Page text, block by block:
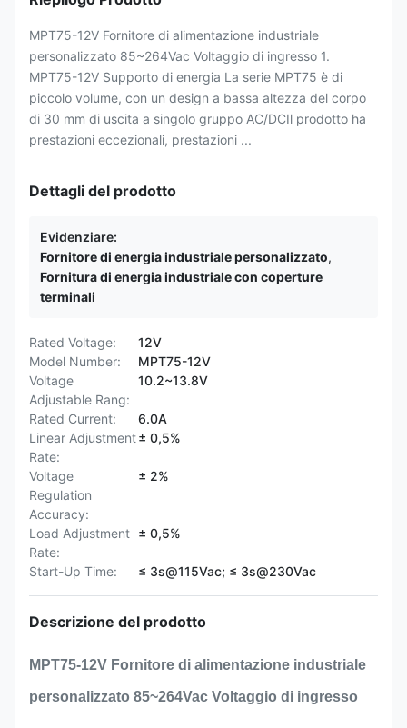
MPT75-12V Fornitore di alimentazione industriale
personalizzato 85~264Vac Voltaggio di ingresso 1.
MPT75-12V Supporto di energia La serie MPT75 è di
piccolo volume, con un design a bassa altezza del corpo
di 30 mm di uscita a singolo gruppo AC/DCIl prodotto ha
prestazioni eccezionali, prestazioni ...
Dettagli del prodotto
Evidenziare:
Fornitore di energia industriale personalizzato,
Fornitura di energia industriale con coperture
terminali
Rated Voltage:
12V
Model Number:
MPT75-12V
Voltage
Adjustable Rang:
10.2~13.8V
Rated Current:
6.0A
Linear Adjustment
Rate:
± 0,5%
Voltage
Regulation
Accuracy:
± 2%
Load Adjustment
Rate:
± 0,5%
Start-Up Time: ≤ 3s@115Vac; ≤ 3s@230Vac
Descrizione del prodotto
MPT75-12V Fornitore di alimentazione industriale
personalizzato 85~264Vac Voltaggio di ingresso